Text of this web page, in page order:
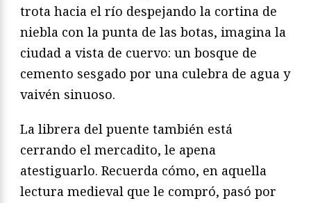
trota hacia el río despejando la cortina de
niebla con la punta de las botas, imagina la
ciudad a vista de cuervo: un bosque de
cemento sesgado por una culebra de agua y
vaivén sinuoso.
La librera del puente también está
cerrando el mercadito, le apena
atestiguarlo. Recuerda cómo, en aquella
lectura medieval que le compró, pasó por